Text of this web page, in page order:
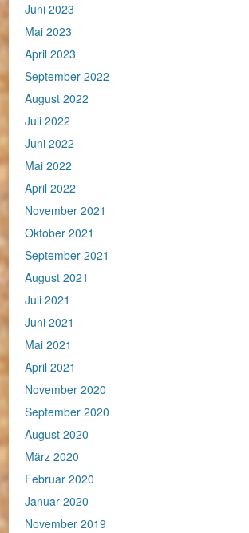
Juni 2023
Mai 2023
April 2023
September 2022
August 2022
Juli 2022
Juni 2022
Mai 2022
April 2022
November 2021
Oktober 2021
September 2021
August 2021
Juli 2021
Juni 2021
Mai 2021
April 2021
November 2020
September 2020
August 2020
März 2020
Februar 2020
Januar 2020
November 2019